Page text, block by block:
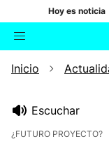
Hoy es noticia
Buscador
Inicio
Escuchar
¿FUTURO PROYECTO?